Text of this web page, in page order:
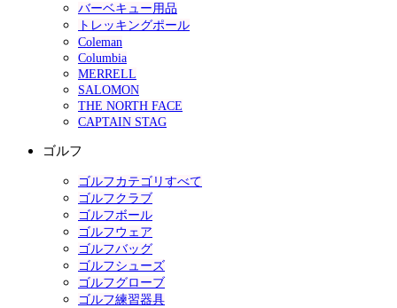
バーベキュー用品
トレッキングポール
Coleman
Columbia
MERRELL
SALOMON
THE NORTH FACE
CAPTAIN STAG
ゴルフ
ゴルフカテゴリすべて
ゴルフクラブ
ゴルフボール
ゴルフウェア
ゴルフバッグ
ゴルフシューズ
ゴルフグローブ
ゴルフ練習器具